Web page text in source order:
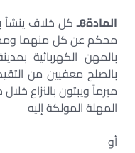
المادة8ـ كل خلاف ينشأ
محكم عن كل منهما
بالمهن الكهربائية
بالصلح معفيين من
مبرماً ويبتون بالنزاع
المهلة المولكة إليه
أو